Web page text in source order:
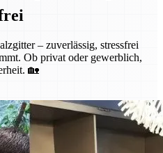
– zuverlässig, stressfrei
Ob privat oder gewerblich,
🏡